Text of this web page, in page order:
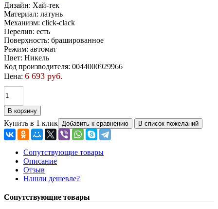
Дизайн: Хай-тек
Материал: латунь
Механизм: click-clack
Перелив: есть
Поверхность: брашированное
Режим: автомат
Цвет: Никель
Код производителя: 0044000929966
Цена: 6 693 руб.
Купить в 1 клик
Сопутствующие товары
Описание
Отзыв
Нашли дешевле?
Сопутствующие товары